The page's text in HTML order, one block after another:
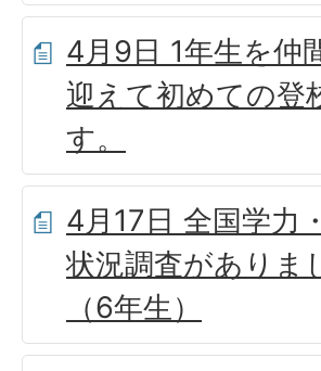
4月9日 1年生を仲
迎えて初めての登
す。
4月17日 全国学力
状況調査がありま
（6年生）